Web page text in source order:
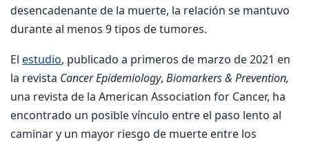
desencadenante de la muerte, la relación se mantuvo
durante al menos 9 tipos de tumores.
El estudio, publicado a primeros de marzo de 2021 en
la revista Cancer Epidemiology, Biomarkers & Prevention,
una revista de la American Association for Cancer, ha
encontrado un posible vínculo entre el paso lento al
caminar y un mayor riesgo de muerte entre los